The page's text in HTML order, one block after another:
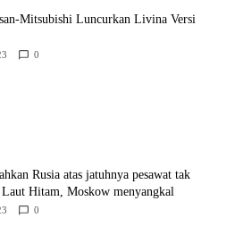
Mitsubishi Luncurkan Livina Versi
0
Rusia atas jatuhnya pesawat tak
Hitam, Moskow menyangkal
0